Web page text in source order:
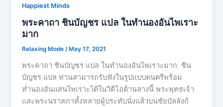
Happiest Minds
พระคาถา ชินบัญชร แปล ในทำนองอันไพเราะ
มาก
Relaxing Mode/ May 17, 2021
พระคาถา ชินบัญชร แปล ในทำนองอันไพเราะมาก ชิน
บัญชร แปล ท่านสามารถรับฟังในรูปแบบดนตรีพร้อม
ทำนองอันแสนไพเราะได้ในวิดีโอด้านล่างนี้ พระพุทธเจ้า
และพระนราสภาทั้งหลายผู้ประทับนั่งแล้วบนชัยบัลลังก์